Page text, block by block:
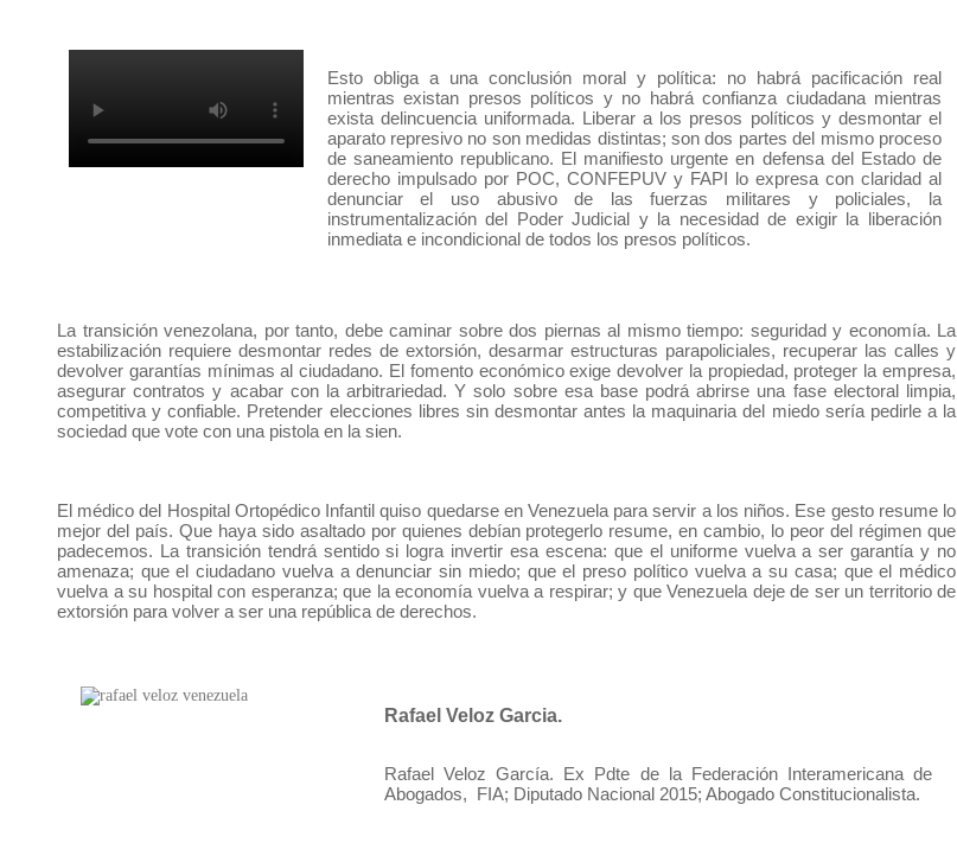
Esto obliga a una conclusión moral y política: no habrá pacificación real
mientras existan presos políticos y no habrá confianza ciudadana mientras
exista delincuencia uniformada. Liberar a los presos políticos y desmontar el
aparato represivo no son medidas distintas; son dos partes del mismo proceso
de saneamiento republicano. El manifiesto urgente en defensa del Estado de
derecho impulsado por POC, CONFEPUV y FAPI lo expresa con claridad al
denunciar el uso abusivo de las fuerzas militares y policiales, la
instrumentalización del Poder Judicial y la necesidad de exigir la liberación
inmediata e incondicional de todos los presos políticos.
La transición venezolana, por tanto, debe caminar sobre dos piernas al mismo tiempo: seguridad y economía. La
estabilización requiere desmontar redes de extorsión, desarmar estructuras parapoliciales, recuperar las calles y
devolver garantías mínimas al ciudadano. El fomento económico exige devolver la propiedad, proteger la empresa,
asegurar contratos y acabar con la arbitrariedad. Y solo sobre esa base podrá abrirse una fase electoral limpia,
competitiva y confiable. Pretender elecciones libres sin desmontar antes la maquinaria del miedo sería pedirle a la
sociedad que vote con una pistola en la sien.
El médico del Hospital Ortopédico Infantil quiso quedarse en Venezuela para servir a los niños. Ese gesto resume lo
mejor del país. Que haya sido asaltado por quienes debían protegerlo resume, en cambio, lo peor del régimen que
padecemos. La transición tendrá sentido si logra invertir esa escena: que el uniforme vuelva a ser garantía y no
amenaza; que el ciudadano vuelva a denunciar sin miedo; que el preso político vuelva a su casa; que el médico
vuelva a su hospital con esperanza; que la economía vuelva a respirar; y que Venezuela deje de ser un territorio de
extorsión para volver a ser una república de derechos.
Rafael Veloz Garcia.
Rafael Veloz García. Ex Pdte de la Federación Interamericana de
Abogados, FIA; Diputado Nacional 2015; Abogado Constitucionalista.